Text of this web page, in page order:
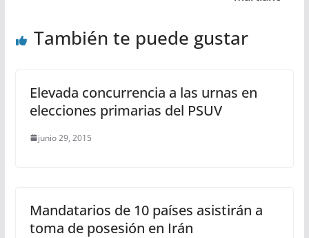
También te puede gustar
Elevada concurrencia a las urnas en
elecciones primarias del PSUV
junio 29, 2015
Mandatarios de 10 países asistirán a
toma de posesión en Irán